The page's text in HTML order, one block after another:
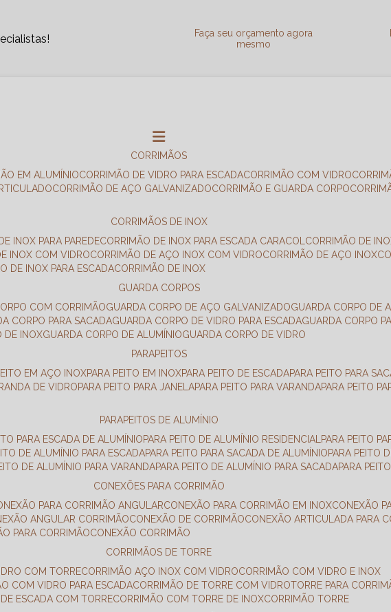
Faça seu orçamento agora
mesmo
CORRIMÃOS
EM ALUMÍNIO CORRIMÃO DE VIDRO PARA ESCADA CORRIMÃO COM VIDRO
CORRIMÃO DE AÇO GALVANIZADO CORRIMÃO E GUARDA CORPO
CORRIMÃOS DE INOX
INOX PARA PAREDE CORRIMÃO DE INOX PARA ESCADA CARACOL
CORRIMÃO DE
INOX COM VIDRO CORRIMÃO DE AÇO INOX COM VIDRO CORRIMÃO DE AÇO INOX
DE INOX PARA ESCADA
CORRIMÃO DE INOX
GUARDA CORPOS
COM CORRIMÃO GUARDA CORPO DE AÇO GALVANIZADO
GUARDA CORPO DE
CORPO PARA SACADA GUARDA CORPO DE VIDRO PARA ESCADA
GUARDA CORPO
DE INOX GUARDA CORPO DE ALUMÍNIO
GUARDA CORPO DE VIDRO
PARAPEITOS
EM AÇO INOX PARA PEITO EM INOX PARA PEITO DE ESCADA PARA PEITO PARA
DE VIDRO PARA PEITO PARA JANELA PARA PEITO PARA VARANDA PARA PEITO
PARAPEITOS DE ALUMÍNIO
PARA ESCADA DE ALUMÍNIO PARA PEITO DE ALUMÍNIO RESIDENCIAL
PARA PEITO
DE ALUMÍNIO PARA ESCADA PARA PEITO PARA SACADA DE ALUMÍNIO PARA PEITO
DE ALUMÍNIO PARA VARANDA PARA PEITO DE ALUMÍNIO PARA SACADA PARA
CONEXÕES PARA CORRIMÃO
PARA CORRIMÃO ANGULAR CONEXÃO PARA CORRIMÃO EM INOX
CONEXÃO
ANGULAR CORRIMÃO CONEXÃO DE CORRIMÃO
CONEXÃO ARTICULADA PARA
PARA CORRIMÃO
CONEXÃO CORRIMÃO
CORRIMÃOS DE TORRE
COM TORRE CORRIMÃO AÇO INOX COM VIDRO
CORRIMÃO COM VIDRO E INOX
COM VIDRO PARA ESCADA CORRIMÃO DE TORRE COM VIDRO TORRE PARA
DE ESCADA COM TORRE CORRIMÃO COM TORRE DE INOX
CORRIMÃO TORRE